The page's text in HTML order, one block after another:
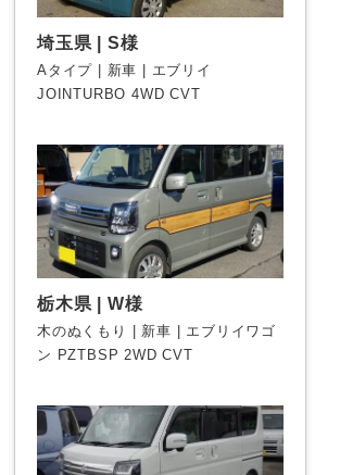
埼玉県 | S様
Aタイプ | 新車 | エブリイ
JOINTURBO 4WD CVT
栃木県 | W様
木のぬくもり | 新車 | エブリイワゴ
ン PZTBSP 2WD CVT